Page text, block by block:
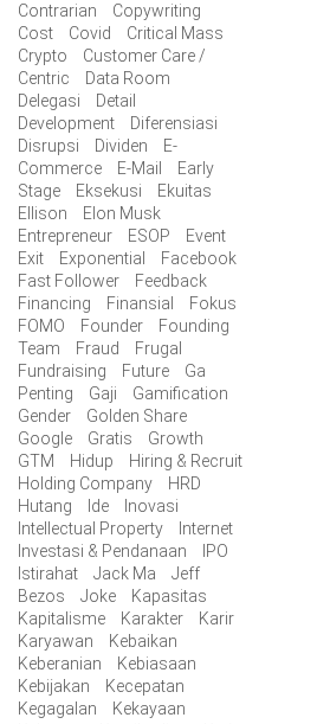
Contrarian
Copywriting
Cost
Covid
Critical Mass
Crypto
Customer Care /
Centric
Data Room
Delegasi
Detail
Development
Diferensiasi
Disrupsi
Dividen
E-
Commerce
E-Mail
Early
Stage
Eksekusi
Ekuitas
Ellison
Elon Musk
Entrepreneur
ESOP
Event
Exit
Exponential
Facebook
Fast Follower
Feedback
Financing
Finansial
Fokus
FOMO
Founder
Founding
Team
Fraud
Frugal
Fundraising
Future
Ga
Penting
Gaji
Gamification
Gender
Golden Share
Google
Gratis
Growth
GTM
Hidup
Hiring & Recruit
Holding Company
HRD
Hutang
Ide
Inovasi
Intellectual Property
Internet
Investasi & Pendanaan
IPO
Istirahat
Jack Ma
Jeff
Bezos
Joke
Kapasitas
Kapitalisme
Karakter
Karir
Karyawan
Kebaikan
Keberanian
Kebiasaan
Kebijakan
Kecepatan
Kegagalan
Kekayaan